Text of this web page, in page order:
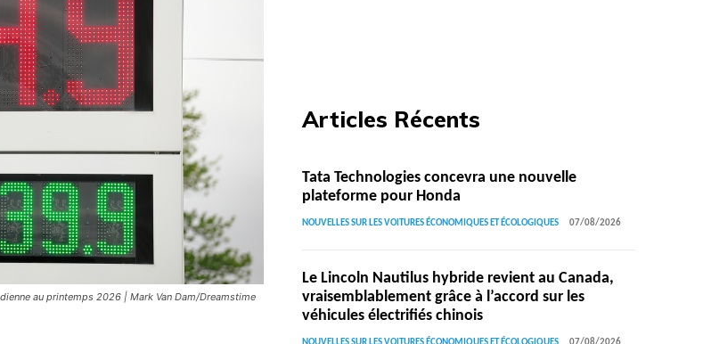
au printemps 2026 | Mark Van Dam/Dreamstime
Articles Récents
Tata Technologies concevra une nouvelle
plateforme pour Honda
NOUVELLES SUR LES VOITURES ÉCONOMIQUES ET ÉCOLOGIQUES 07/08/2026
Le Lincoln Nautilus hybride revient au Canada,
vraisemblablement grâce à l’accord sur les
véhicules électrifiés chinois